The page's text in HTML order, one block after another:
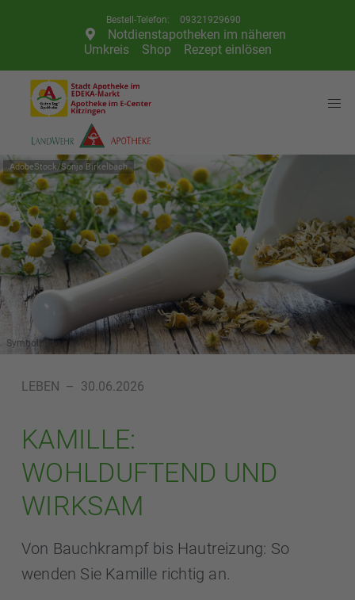
Telefon: 09321929690
Notdienstapotheken im näheren
Umkreis
Shop Rezept einlösen
AdobeStock/Sonja Birkelbach
Symbolbild
LEBEN – 30.06.2026
KAMILLE:
WOHLDUFTEND UND
WIRKSAM
Von Bauchkrampf bis Hautreizung: So
wenden Sie Kamille richtig an.